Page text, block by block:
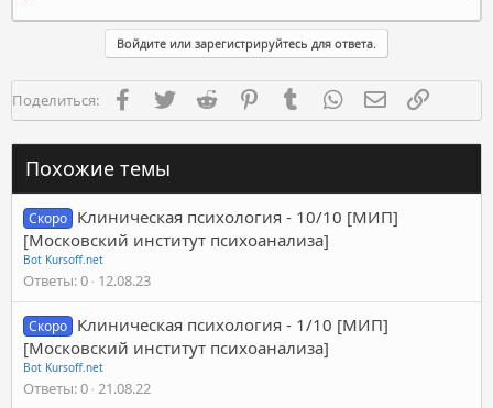
Войдите или зарегистрируйтесь для ответа.
Поделиться: FacebookTwitter Reddit PinterestTumblr WhatsAppЭлектронная
Похожие темы
Скоро Клиническая психология - 10/10 [МИП]
[Московский институт психоанализа]
Bot Kursoff.net
Ответы 0 12.08.23
Скоро Клиническая психология - 1/10 [МИП]
[Московский институт психоанализа]
Bot Kursoff.net
Ответы 0 21.08.22